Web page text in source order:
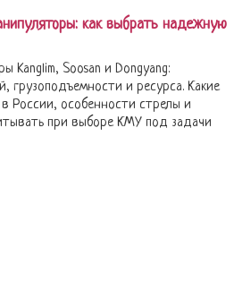
как выбрать надежную
Kanglim, Soosan и Dongyang:
грузоподъемности и ресурса. Какие
России, особенности стрелы и
при выборе КМУ под задачи